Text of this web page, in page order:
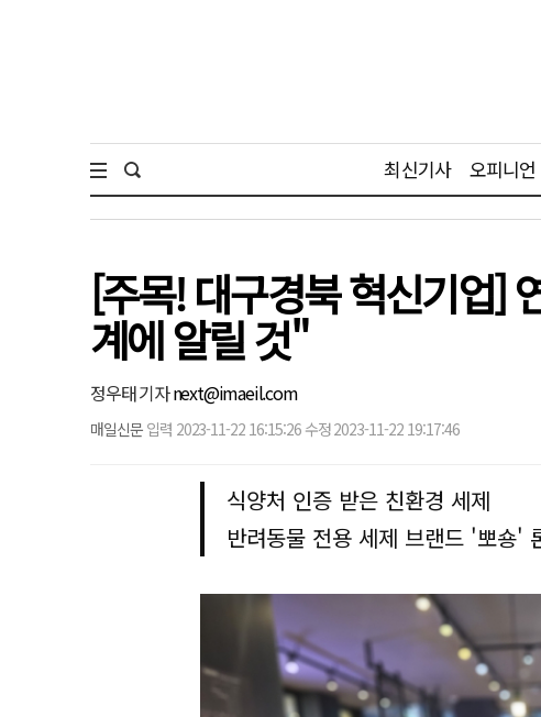
최신기사 오피니언
[주목! 대구경북 혁신기업]
계에 알릴 것"
정우태 기자next@imaeil.com
매일신문 입력 2023-11-22 16:15:26 수정 2023-11-22 19:17:46
식양처 인증 받은 친환경 세제
반려동물 전용 세제 브랜드 '뽀숑'